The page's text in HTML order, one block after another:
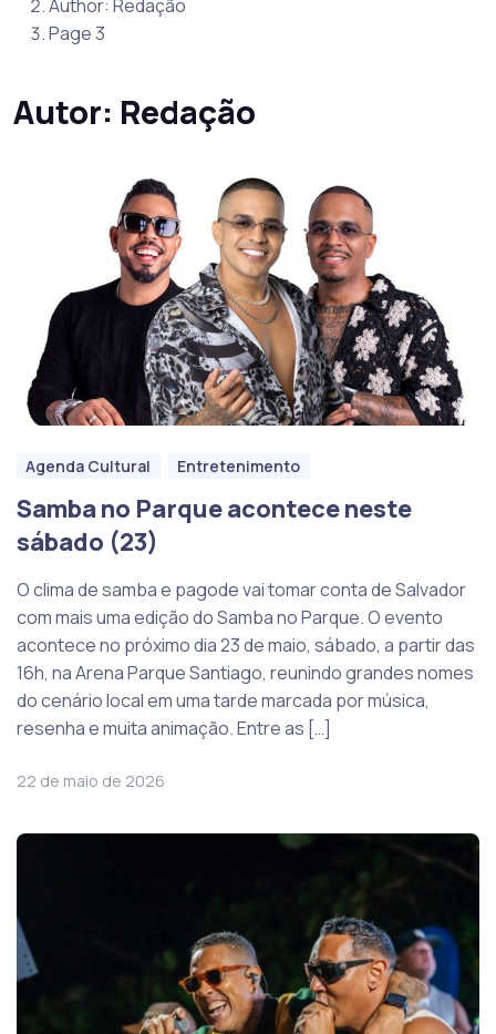
Author: Redação
Page 3
Autor: Redação
Agenda Cultural Entretenimento
Samba no Parque acontece neste
sábado (23)
O clima de samba e pagode vai tomar conta de Salvador
com mais uma edição do Samba no Parque. O evento
acontece no próximo dia 23 de maio, sábado, a partir das
16h, na Arena Parque Santiago, reunindo grandes nomes
do cenário local em uma tarde marcada por música,
resenha e muita animação. Entre as […]
22 de maio de 2026